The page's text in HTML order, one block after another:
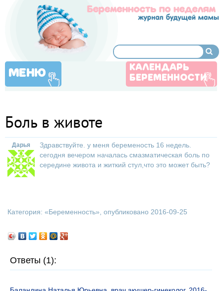
МЕНЮ
КАЛЕНДАРЬ
БЕРЕМЕННОСТИ
Боль в животе
Дарья
Здравствуйте. у меня беременость 16 недель.
сегодня вечером началась смазматическая боль по
середине живота и житкий стул,что это может быть?
Категория: «Беременность», опубликовано 2016-09-25
Ответы (1):